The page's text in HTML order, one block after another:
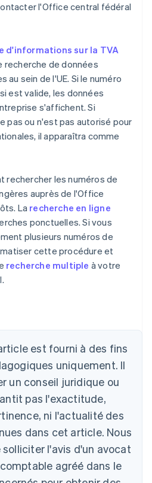
l'Office central fédéral
d'informations sur la TVA
recherche de données
au sein de l'UE. Si le numéro
est valide, les données
s'affichent. Si
pas ou n'est pas autorisé pour
il apparaîtra comme
rechercher les numéros de
auprès de l'Office
Larecherche en ligne
ponctuelles. Si vous
plusieurs numéros de
cette procédure et
recherche multiple à votre
est fourni à des fins
uniquement. Il
un conseil juridique ou
pas l'exactitude,
ni l'actualité des
dans cet article. Nous
l'avis d'un avocat
agréé dans le
English